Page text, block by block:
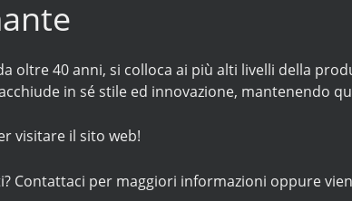
oltre 40 anni, si colloca ai più alti livelli della
in sé stile ed innovazione, mantenendo
visitare il sito web!
Contattaci per maggiori informazioni oppure